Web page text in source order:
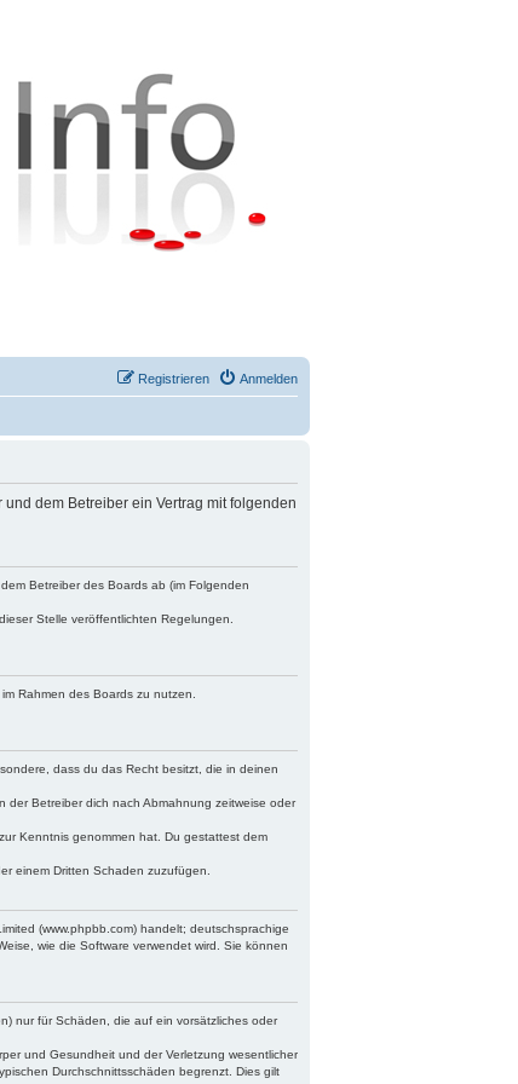
Anmelden
Registrieren
und dem Betreiber ein Vertrag mit folgenden
Betreiber des Boards ab (im Folgenden
Stelle veröffentlichten Regelungen.
Rahmen des Boards zu nutzen.
dass du das Recht besitzt, die in deinen
Betreiber dich nach Abmahnung zeitweise oder
Kenntnis genommen hat. Du gestattest dem
einem Dritten Schaden zuzufügen.
(www.phpbb.com) handelt; deutschsprachige
wie die Software verwendet wird. Sie können
nur für Schäden, die auf ein vorsätzliches oder
und Gesundheit und der Verletzung wesentlicher
Durchschnittsschäden begrenzt. Dies gilt